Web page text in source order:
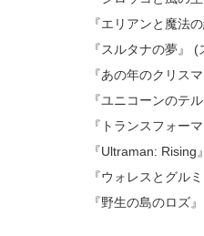
『エリアンと魔法
『スルタナの夢』 (
『あの年のクリス
『ユニコーンのテ
『トランスフォー
『Ultraman:
『ウォレスとグル
『野生の島のロズ